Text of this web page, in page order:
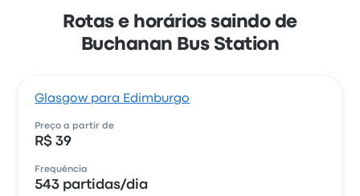
Rotas e horários saindo de
Buchanan Bus Station
Glasgow para Edimburgo
Preço a partir de
R$ 39
Frequência
543 partidas/dia